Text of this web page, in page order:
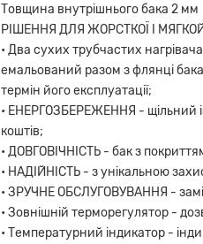
Товщина внутрішнього бака 2 мм
РІШЕННЯ ДЛЯ ЖОРСТКОЇ І
• Два сухих трубчастих
емальований разом з флянці бака.
термін його експлуатації;
• ЕНЕРГОЗБЕРЕЖЕННЯ - щільний
коштів;
• ДОВГОВІЧНІСТЬ - бак з
• НАДІЙНІСТЬ - з унікальною
• ЗРУЧНЕ ОБСЛУГОВУВАННЯ -
• Зовнішній терморегулятор -
• Температурний індикатор -